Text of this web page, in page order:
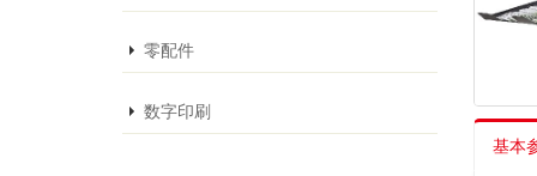
零配件
数字印刷
基本